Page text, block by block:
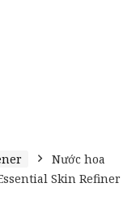
Nước hoa
Skin Refiner